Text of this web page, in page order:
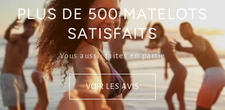
PLUS DE 500 MATELOTS
SATISFAITS
Vous aussi, faites en partie
VOIR LES AVIS